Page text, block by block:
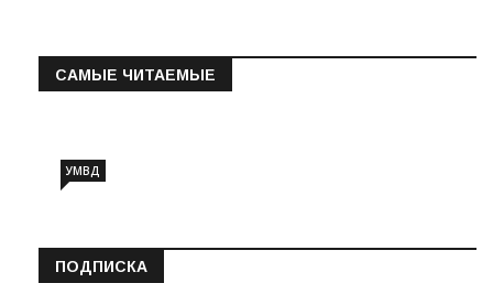
САМЫЕ ЧИТАЕМЫЕ
УМВД
ПОДПИСКА